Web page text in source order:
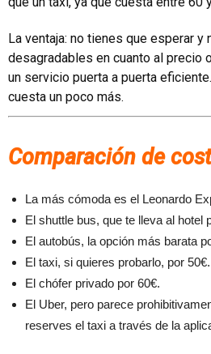
La ventaja: no tienes que esperar y
desagradables en cuanto al precio
un servicio puerta a puerta
cuesta un poco más.
Comparación de
La más cómoda es el Leonardo
El shuttle bus, que te lleva al hotel
El autobús, la opción más barata
El taxi, si quieres probarlo, por 50€.
El chófer privado por 60€.
El Uber, pero parece
reserves el taxi a través de la